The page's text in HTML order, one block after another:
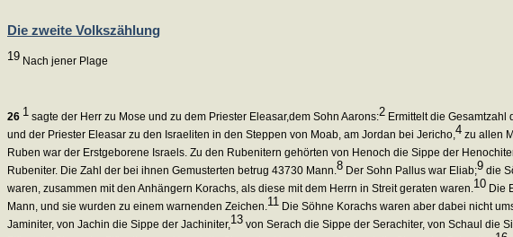
Die zweite Volkszählung
19 Nach jener Plage
26 1 sagte der Herr zu Mose und zu dem Priester Eleasar,dem Sohn Aarons:2 Ermittelt die Gesamtzahl
und der Priester Eleasar zu den Israeliten in den Steppen von Moab, am Jordan bei Jericho, 4 zu allen
Ruben war der Erstgeborene Israels. Zu den Rubenitern gehörten von Henoch die Sippe der
Rubeniter. Die Zahl der bei ihnen Gemusterten betrug 43730 Mann. 8 Der Sohn Pallus war Eliab;9 die
waren, zusammen mit den Anhängern Korachs, als diese mit dem Herrn in Streit geraten waren. 10 Die
Mann, und sie wurden zu einem warnenden Zeichen. 11 Die Söhne Korachs waren aber dabei nicht
Jaminiter, von Jachin die Sippe der Jachiniter, 13 von Serach die Sippe der Serachiter, von Schaul die